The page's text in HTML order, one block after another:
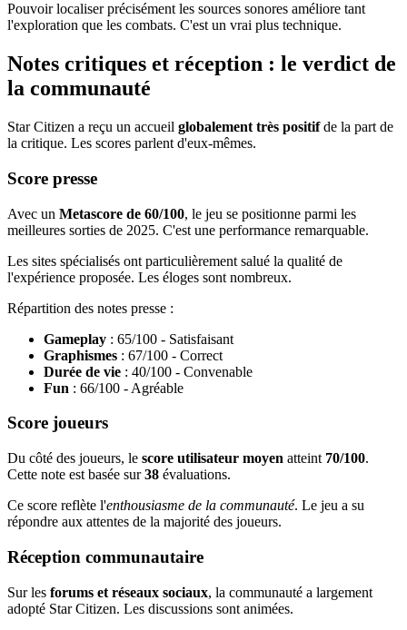
Pouvoir localiser précisément les sources sonores améliore tant
l'exploration que les combats. C'est un vrai plus technique.
Notes critiques et réception : le verdict de
la communauté
Star Citizen a reçu un accueil globalement très positifde la part de
la critique. Les scores parlent d'eux-mêmes.
Score presse
Avec un Metascore de 60/100, le jeu se positionne parmi les
meilleures sorties de 2025. C'est une performance remarquable.
Les sites spécialisés ont particulièrement salué la qualité de
l'expérience proposée. Les éloges sont nombreux.
Répartition des notes presse :
Gameplay : 65/100 - Satisfaisant
Graphismes : 67/100 - Correct
Durée de vie : 40/100 - Convenable
Fun : 66/100 - Agréable
Score joueurs
Du côté des joueurs, le score utilisateur moyen atteint 70/100.
Cette note est basée sur38 évaluations.
Ce score reflète l'enthousiasme de la communauté. Le jeu a su
répondre aux attentes de la majorité des joueurs.
Réception communautaire
Sur les forums et réseaux sociaux, la communauté a largement
adopté Star Citizen. Les discussions sont animées.